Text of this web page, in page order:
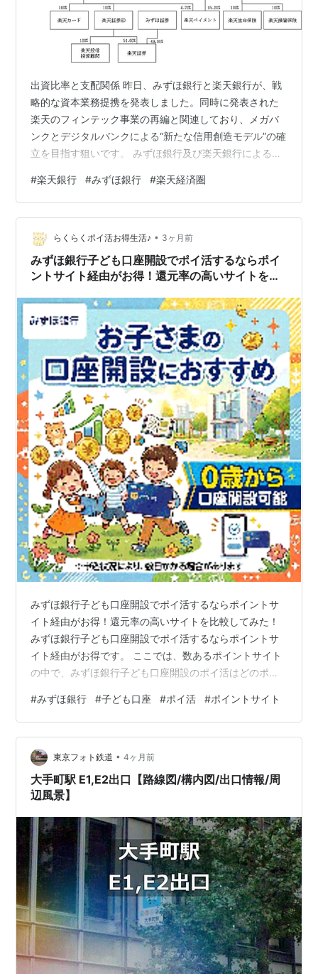
出資比率と支配関係 昨日、みずほ銀行と楽天銀行が、戦
略的な資本業務提携を発表しました。同時に発表された
楽天のフィンテック事業の再編と関連しており、メガバ
ンクとデジタルバンクによる“新たな信用創造モデル”の確
立を目指す狙いです。 みずほ銀行及び楽天銀行による戦
込み）に関するお知らせ corp.rakuten.co.jp 提携開始は
本年10月からの予定で、みずほ銀行は楽天銀行の主要株
主（議決権比率10.52%）になる見込みです。楽天銀行は
東証プライム市場に上場していますが、みずほ銀行は楽
天グループに次ぐ第2位の大株主という立ち位置になりま
すね。 楽…
#楽天銀行 #みずほ銀行 #楽天経済圏
らくらくポイ活お得生活♪ • 3ヶ月前
みずほ銀行子ども口座開設でポイ活するならポイ
ントサイト経由がお得！還元率の高いサイトを比
みずほ銀行子ども口座開設でポイ活するならポイントサ
イト経由がお得！還元率の高いサイトを比較してみた！
みずほ銀行子ども口座開設でポイ活するならポイントサ
イト経由がお得です。 ここでは、数あるポイントサイト
の中で、みずほ銀行子ども口座開設のポイ活はどのポイ
比較してみました。 みずほ銀行子ども口座開設のポイ活
はこのポイントサイト経由がお得！ ポイントサイト名 ポ
イント還元率 当ブログ特典 ECナビ +12,800円分 150円
相当のポイント ちょびリッチ +12,000円分 100円相当の
ポイント ハピタス（hapitas） +10,000円分 2…
#みずほ銀行 #子ども口座 #ポイ活 #ポイントサイト
東京フォト鉄道 • 4ヶ月前
大手町駅 E1,E2出口【路線図/構内図/出口情報/周
辺風景】